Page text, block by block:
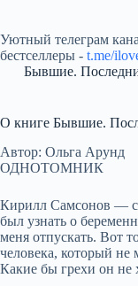
Уютный телеграм
бестселлеры - t.me/
Бывшие.
О книге Бывшие.
Автор: Ольга Aрунд
ОДНОТОМНИК
Кирилл Самсонов —
был узнать о
меня отпускать. Вот
человека, который
Какие бы грехи он не